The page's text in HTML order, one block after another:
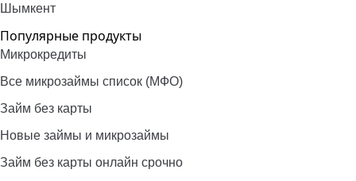
Шымкент
Популярные продукты
Микрокредиты
Все микрозаймы список (МФО)
Займ без карты
Новые займы и микрозаймы
Займ без карты онлайн срочно